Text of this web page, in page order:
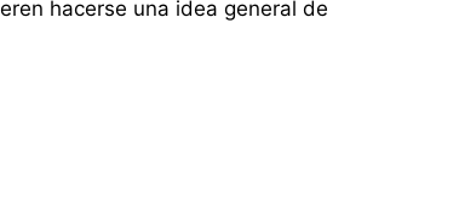
hacerse una idea general de